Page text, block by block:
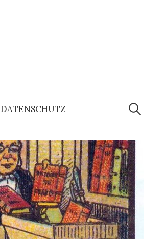
DATENSCHUTZ
Suchen
nach: